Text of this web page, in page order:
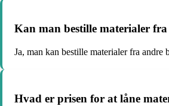
Kan man bestille materialer
Ja, man kan bestille materialer fra
Hvad er prisen for at låne